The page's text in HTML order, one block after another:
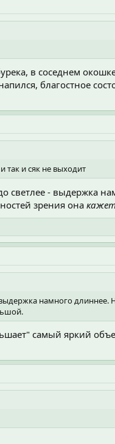
в соседнем
благостное
так и сяк не выходит
светлее - выдержка
зрения она
намного длиннее.
самый яркий